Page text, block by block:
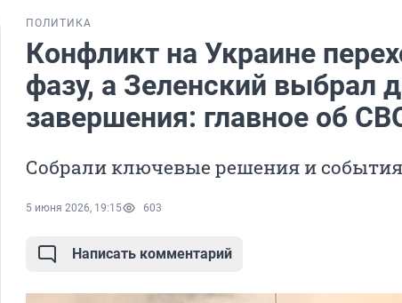
ПОЛИТИКА
Конфликт на Украине
фазу, а Зеленский выбрал
завершения: главное об
Собрали ключевые решения и
5 июня 2026, 19:15 603
Написать комментарий